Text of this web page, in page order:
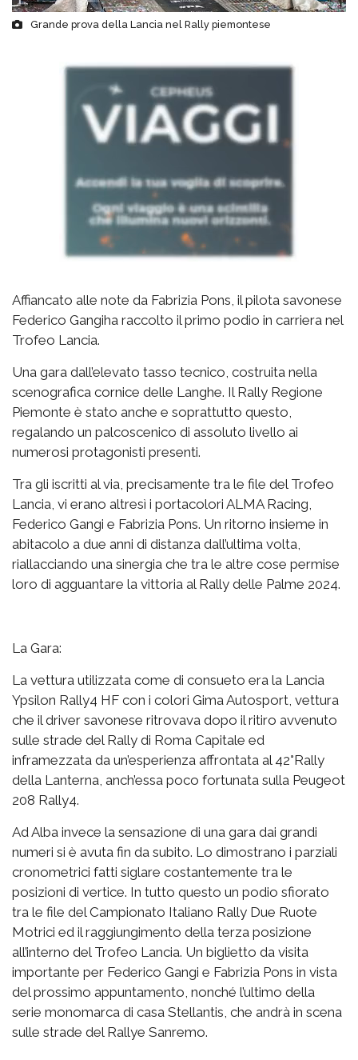
Grande prova della Lancia nel Rally piemontese
Affiancato alle note da Fabrizia Pons, il pilota savonese
Federico Gangiha raccolto il primo podio in carriera nel
Trofeo Lancia.
Una gara dall’elevato tasso tecnico, costruita nella
scenografica cornice delle Langhe. Il Rally Regione
Piemonte è stato anche e soprattutto questo,
regalando un palcoscenico di assoluto livello ai
numerosi protagonisti presenti.
Tra gli iscritti al via, precisamente tra le file del Trofeo
Lancia, vi erano altresì i portacolori ALMA Racing,
Federico Gangi e Fabrizia Pons. Un ritorno insieme in
abitacolo a due anni di distanza dall’ultima volta,
riallacciando una sinergia che tra le altre cose permise
loro di agguantare la vittoria al Rally delle Palme 2024.
La Gara:
La vettura utilizzata come di consueto era la Lancia
Ypsilon Rally4 HF con i colori Gima Autosport, vettura
che il driver savonese ritrovava dopo il ritiro avvenuto
sulle strade del Rally di Roma Capitale ed
inframezzata da un’esperienza affrontata al 42°Rally
della Lanterna, anch’essa poco fortunata sulla Peugeot
208 Rally4.
Ad Alba invece la sensazione di una gara dai grandi
numeri si è avuta fin da subito. Lo dimostrano i parziali
cronometrici fatti siglare costantemente tra le
posizioni di vertice. In tutto questo un podio sfiorato
tra le file del Campionato Italiano Rally Due Ruote
Motrici ed il raggiungimento della terza posizione
all’interno del Trofeo Lancia. Un biglietto da visita
importante per Federico Gangi e Fabrizia Pons in vista
del prossimo appuntamento, nonché l’ultimo della
serie monomarca di casa Stellantis, che andrà in scena
sulle strade del Rallye Sanremo.